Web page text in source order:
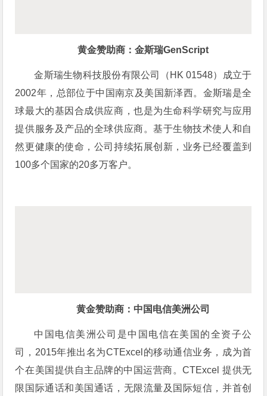
黄金赞助商：金斯瑞GenScript
金斯瑞生物科技股份有限公司（HK 01548）成立于
2002年，总部位于中国南京及美国新泽西。金斯瑞是全
球最大的基因合成供应商，也是为生命科学研究与应用
提供服务及产品的全球供应商。基于生物技术使人和自
然更健康的使命，公司持续拓展创新，业务已经覆盖到
100多个国家的20多万客户。
黄金赞助商：中国电信美洲公司
中国电信美洲公司是中国电信在美国的全资子公
司， 2015年推出名为CTExcel 的移动通信业务，成为首
个在美国提供自主品牌的中国运营商。CTExcel 提供无
限国际通话和美国通话，无限流量及国际短信，并首创